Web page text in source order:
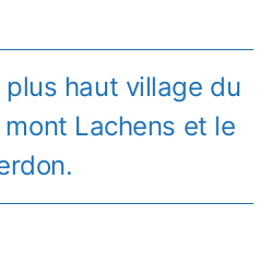
haut village du
Lachens et le